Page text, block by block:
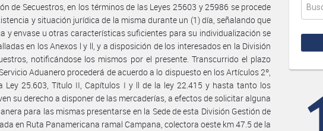
de Secuestros, en los términos de las Leyes 25603 y 25986 se procede
y situación jurídica de la misma durante un (1) día, señalando que
y envase u otras características suficientes para su individualización se
en los Anexos l y ll, y a disposición de los interesados en la División
notificándose los mismos por el presente. Transcurrido el plazo
Aduanero procederá de acuerdo a lo dispuesto en los Artículos 2º,
Ley 25.603, Título II, Capítulos I y ll de la ley 22.415 y hasta tanto los
su derecho a disponer de las mercaderías, a efectos de solicitar alguna
para las mismas presentarse en la Sede de esta División Gestión de
en Ruta Panamericana ramal Campana, colectora oeste km 47.5 de la